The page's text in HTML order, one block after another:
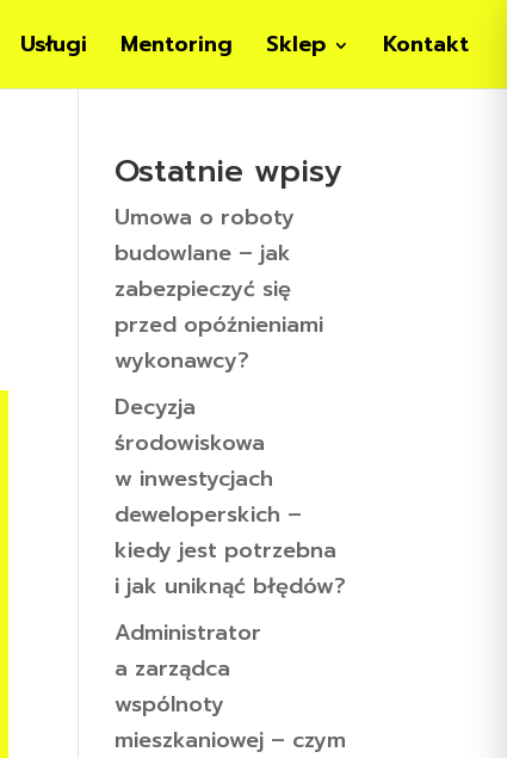
Usługi Mentoring Sklep Kontakt
Ostatnie wpisy
Umowa o roboty
budowlane – jak
zabezpieczyć się
przed opóźnieniami
wykonawcy?
Decyzja
środowiskowa
w inwestycjach
deweloperskich –
kiedy jest potrzebna
i jak uniknąć błędów?
Administrator
a zarządca
wspólnoty
mieszkaniowej – czym